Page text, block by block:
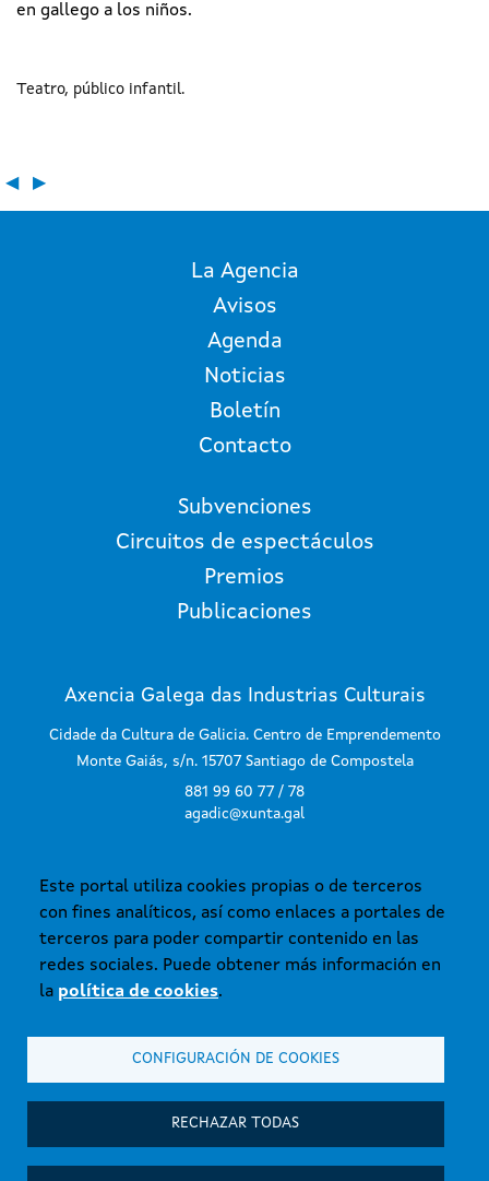
Este portal utiliza cookies propias o de terceros
con fines analíticos, así como enlaces a portales de
terceros para poder compartir contenido en las
redes sociales. Puede obtener más información en
la política de cookies.
CONFIGURACIÓN DE COOKIES
RECHAZAR TODAS
en gallego a los niños.
Teatro público infantil
◀ ▶
La Agencia
Avisos
Agenda
Noticias
Boletín
Contacto
Subvenciones
Circuitos de espectáculos
Premios
Publicaciones
Axencia Galega das Industrias Culturais
Cidade da Cultura de Galicia. Centro de Emprendemento
Monte Gaiás, s/n. 15707 Santiago de Compostela
881 99 60 77 / 78
agadic@xunta.gal
SUSCRÍBETE AL BOLETÍN
© Xunta de Galicia. Información mantenida y publicada en internet por la
Axencia Galega das Industrias Culturais.
Aviso legal